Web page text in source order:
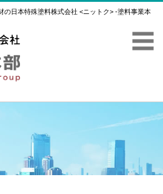
の日本特殊塗料株式会社 <ニットク> -塗料事業本